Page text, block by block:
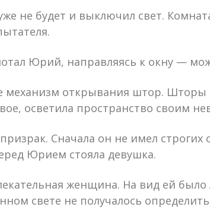
не будет и выключил свет.
Юрий, направляясь к окну —
механизм открывания штор.
осветила пространство своим
Сначала он не имел
Юрием стояла девушка.
женщина. На вид ей
свете не получалось